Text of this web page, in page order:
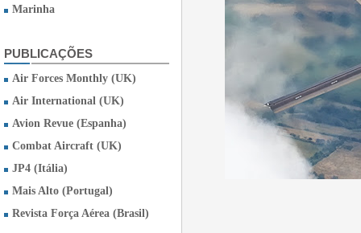
Marinha
PUBLICAÇÕES
Air Forces Monthly (UK)
Air International (UK)
Avion Revue (Espanha)
Combat Aircraft (UK)
JP4 (Itália)
Mais Alto (Portugal)
Revista Força Aérea (Brasil)